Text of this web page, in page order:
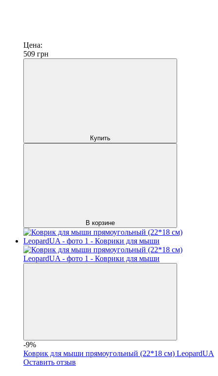
Цена:
509 грн
Купить
В корзине
-9%
Коврик для мыши прямоугольный (22*18 cм) LeopardUA
Оставить отзыв